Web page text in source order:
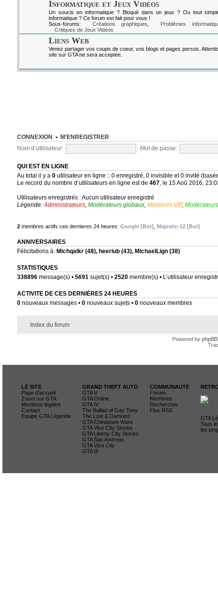
Informatique et Jeux Vidéos
Un soucis en informatique ? Bloqué dans un jeux ? Ou tout
informatique ? Ce forum est fait pour vous !
Sous-forums:
Créations graphiques
Problèmes
Critiques de Jeux Vidéos
Liens Web
Venez partager vos coups de coeur, vos blogs et pages persos.
site sur GTA ne sera acceptée.
CONNEXION • M’ENREGISTRER
Nom d’utilisateur: Mot de passe:
QUI EST EN LIGNE
Au total il y a 0utilisateur en ligne :: 0 enregistré, 0 invisible et 0 invité
Le record du nombre d’utilisateurs en ligne est de 467, le 15 Aoû 2016,
Utilisateurs enregistrés : Aucun utilisateur enregistré
Légende:Administrateurs, Modérateurs globaux, Membres VIP,
2membres actifs ces dernieres 24 heures: Google [Bot] Majestic-12 [Bot]
ANNIVERSAIRES
Félicitations à: Michqalkr(48), heeriub(43), MichaelLign(38)
STATISTIQUES
338896message(s) • 5691sujet(s) • 2520membre(s) • L’utilisateur
ACTIVITE DE CES DERNIÈRES 24 HEURES
0nouveaux messages • 0nouveaux sujets • 0nouveaux membres
Index du forum
Powered by phpBB
LE SITE
Page d'accueil
Zoom sur GTA
Mentions légales
Contact
Equipe GTA Légende
GRAND THEFT AUTO
GTA V
GTA Online
GTA IV
The Ballad of Gay Tony
The Lost & Damned
GTA Chinatown Wars
GTA Vice City Stories
GTA Liberty City Stories
GTA San Andreas
GTA Vice City
GTA III
COMMUNAUTE
Forum
Membres
Rechercher
Flux RSS
GTA
Tous
les